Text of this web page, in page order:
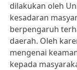
dilakukan oleh
kesadaran
berpengaruh
daerah. Oleh
mengenai
kepada